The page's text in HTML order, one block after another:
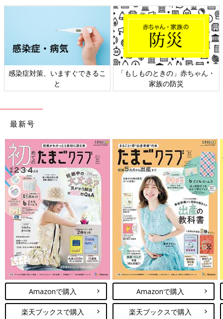
」赤ちゃん・
日本外来小児科学会リーフレッ
六星占術 細木か
最新号
Amazonで購入
楽天ブックスで購入
Amazonで購入
楽天ブックスで購入